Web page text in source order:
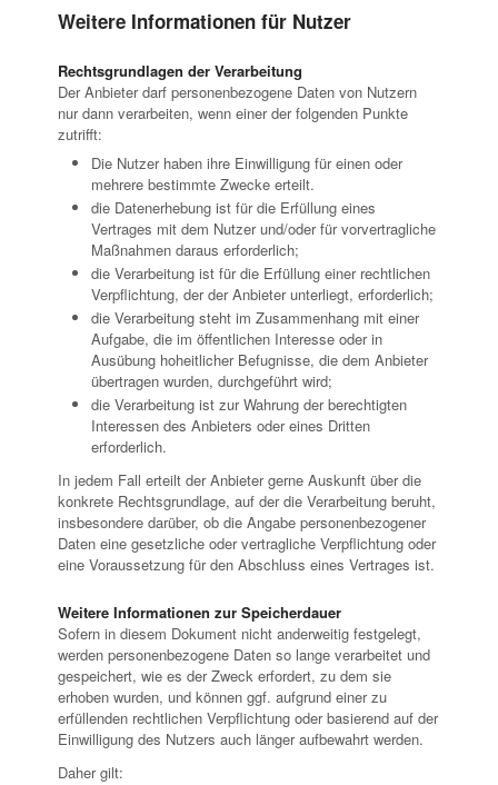
Weitere Informationen für Nutzer
Rechtsgrundlagen der Verarbeitung
Der Anbieter darf personenbezogene Daten von Nutzern
nur dann verarbeiten, wenn einer der folgenden Punkte
zutrifft:
Die Nutzer haben ihre Einwilligung für einen oder
mehrere bestimmte Zwecke erteilt.
die Datenerhebung ist für die Erfüllung eines
Vertrages mit dem Nutzer und/oder für vorvertragliche
Maßnahmen daraus erforderlich;
die Verarbeitung ist für die Erfüllung einer rechtlichen
Verpflichtung, der der Anbieter unterliegt, erforderlich;
die Verarbeitung steht im Zusammenhang mit einer
Aufgabe, die im öffentlichen Interesse oder in
Ausübung hoheitlicher Befugnisse, die dem Anbieter
übertragen wurden, durchgeführt wird;
die Verarbeitung ist zur Wahrung der berechtigten
Interessen des Anbieters oder eines Dritten
erforderlich.
In jedem Fall erteilt der Anbieter gerne Auskunft über die
konkrete Rechtsgrundlage, auf der die Verarbeitung beruht,
insbesondere darüber, ob die Angabe personenbezogener
Daten eine gesetzliche oder vertragliche Verpflichtung oder
eine Voraussetzung für den Abschluss eines Vertrages ist.
Weitere Informationen zur Speicherdauer
Sofern in diesem Dokument nicht anderweitig festgelegt,
werden personenbezogene Daten so lange verarbeitet und
gespeichert, wie es der Zweck erfordert, zu dem sie
erhoben wurden, und können ggf. aufgrund einer zu
erfüllenden rechtlichen Verpflichtung oder basierend auf der
Einwilligung des Nutzers auch länger aufbewahrt werden.
Daher gilt: